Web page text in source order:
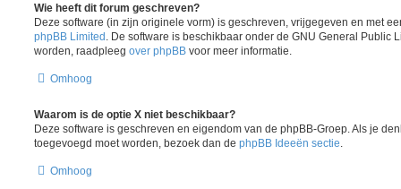
Wie heeft dit forum geschreven?
Deze software (in zijn originele vorm) is geschreven, vrijgegeven en met
phpBB Limited . De software is beschikbaar onder de GNU General Public
worden, raadpleeg over phpBB voor meer informatie.
Omhoog
Waarom is de optie X niet beschikbaar?
Deze software is geschreven en eigendom van de phpBB-Groep. Als je
toegevoegd moet worden, bezoek dan de phpBB Ideeën sectie
Omhoog